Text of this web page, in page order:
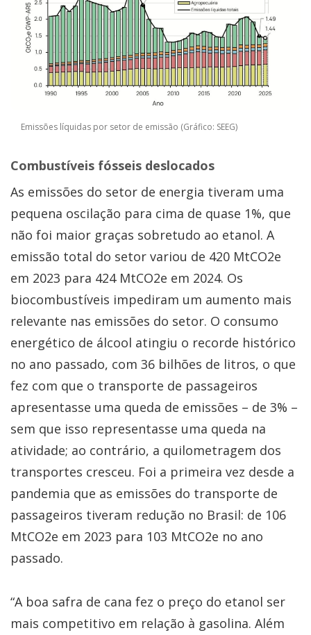
Emissões líquidas por setor de emissão (Gráfico: SEEG)
Combustíveis fósseis deslocados
As emissões do setor de energia tiveram uma
pequena oscilação para cima de quase 1%, que
não foi maior graças sobretudo ao etanol. A
emissão total do setor variou de 420 MtCO2e
em 2023 para 424 MtCO2e em 2024. Os
biocombustíveis impediram um aumento mais
relevante nas emissões do setor. O consumo
energético de álcool atingiu o recorde histórico
no ano passado, com 36 bilhões de litros, o que
fez com que o transporte de passageiros
apresentasse uma queda de emissões – de 3% –
sem que isso representasse uma queda na
atividade; ao contrário, a quilometragem dos
transportes cresceu. Foi a primeira vez desde a
pandemia que as emissões do transporte de
passageiros tiveram redução no Brasil: de 106
MtCO2e em 2023 para 103 MtCO2e no ano
passado.
“A boa safra de cana fez o preço do etanol ser
mais competitivo em relação à gasolina. Além